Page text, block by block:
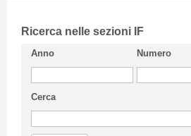
CIFI in breve
Linee Guida
Privacy Policy
Ricerca nelle sezioni IF
Anno Numero
Cerca